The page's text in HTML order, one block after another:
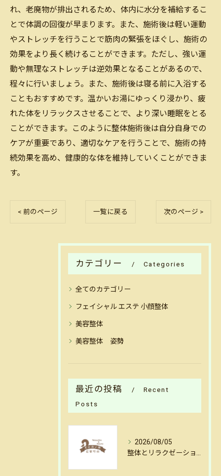
れ、老廃物が排出されるため、体内に水分を補給するこ
とで体調の回復が早まります。また、施術後は軽い運動
やストレッチを行うことで筋肉の緊張をほぐし、施術の
効果をより長く続けることができます。ただし、強い運
動や無理なストレッチは逆効果となることがあるので、
程々に行いましょう。また、施術後は寝る前に入浴する
こともおすすめです。温かいお湯にゆっくり浸かり、疲
れた体をリラックスさせることで、より深い睡眠をとる
ことができます。このように整体施術後は自分自身での
ケアが重要であり、適切なケアを行うことで、施術の持
続効果を高め、健康的な体を維持していくことができま
す。
< 前のページ 一覧に戻る 次のページ >
カテゴリー Categories
全てのカテゴリー
フェイシャル エステ 小顔整体
美容整体
美容整体 姿勢
最近の投稿
Recent
Posts
2026/08/05